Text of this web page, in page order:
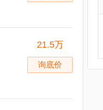
21.5万
询底价